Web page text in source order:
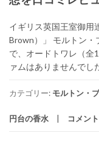
イギリス英国王室御用
Brown）」 モルトン・
で、オードトワレ（全
ァムはありませんでし
カテゴリー: モルトン・
円台の香水 コメン